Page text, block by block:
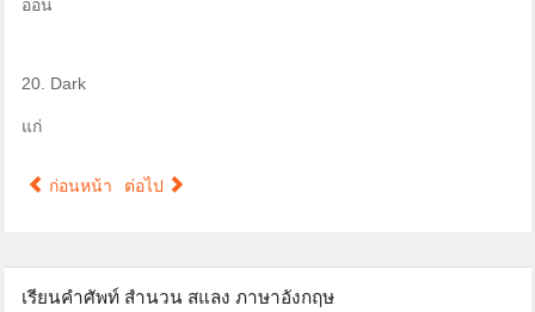
อ่อน
20. Dark
แก่
ก่อนหน้า ต่อไป
เรียนคำศัพท์ สำนวน สแลง ภาษาอังกฤษ